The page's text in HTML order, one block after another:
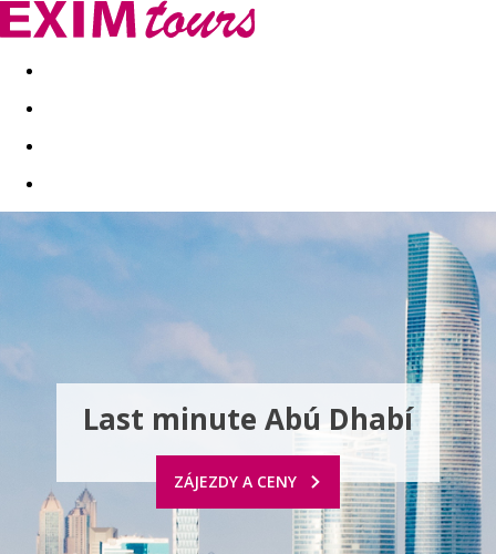
Akční nabídky Last minute
Last minute Abú Dhabí
ZÁJEZDY A CENY